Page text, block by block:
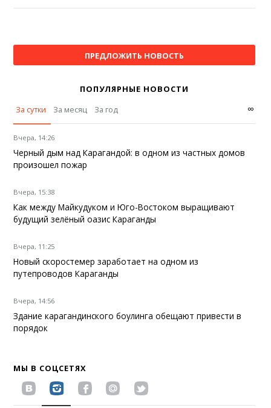
ПРЕДЛОЖИТЬ НОВОСТЬ
ПОПУЛЯРНЫЕ НОВОСТИ
За сутки
За месяц За год ∞
Вчера, 14:26
Черный дым над Карагандой: в одном из частных домов
произошел пожар
Вчера, 15:38
Как между Майкудуком и Юго-Востоком выращивают
будущий зелёный оазис Караганды
Вчера, 11:25
Новый скоростемер заработает на одном из
путепроводов Караганды
Вчера, 14:56
Здание карагандинского боулинга обещают привести в
порядок
МЫ В СОЦСЕТЯХ